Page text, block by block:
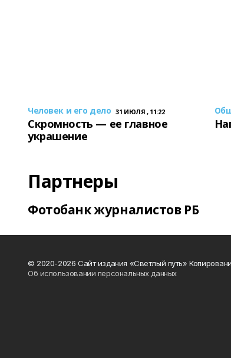
Человек и его дело 31 ИЮЛЯ , 11:22
Скромность — ее главное
украшение
Партнеры
Фотобанк журналистов РБ
© 2020-2026 Сайт издания «Светлый путь»
Об использовании персональных данных